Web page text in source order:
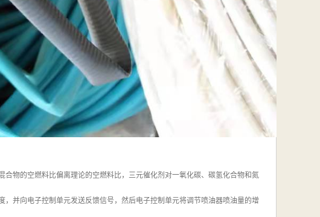
物的空燃料比偏离理论的空燃料比，三元催化剂对一氧化碳、碳氢化合物和氮
并向电子控制单元发送反馈信号，然后电子控制单元将调节喷油器喷油量的增